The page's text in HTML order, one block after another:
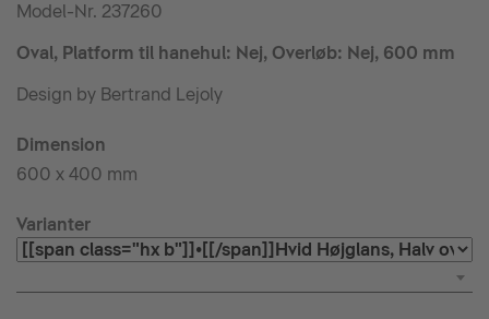
Model-Nr. 237260
Oval, Platform til hanehul: Nej, Overløb: Nej, 600 mm
Design by Bertrand Lejoly
Dimension
600 x 400 mm
Varianter